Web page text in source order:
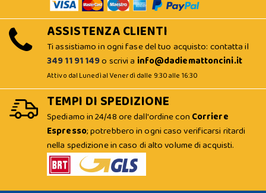
ASSISTENZA CLIENTI
Ti assistiamo in ogni fase del tuo acquisto: contatta il
349 11 91 149o scrivi a info@dadiemattoncini.it
Attivo dal Lunedì al Venerdì dalle 9:30 alle 16:30
TEMPI DI SPEDIZIONE
Spediamo in 24/48 ore dall'ordine con Corriere
Espresso; potrebbero in ogni caso verificarsi ritardi
nella spedizione in caso di alto volume di acquisti.